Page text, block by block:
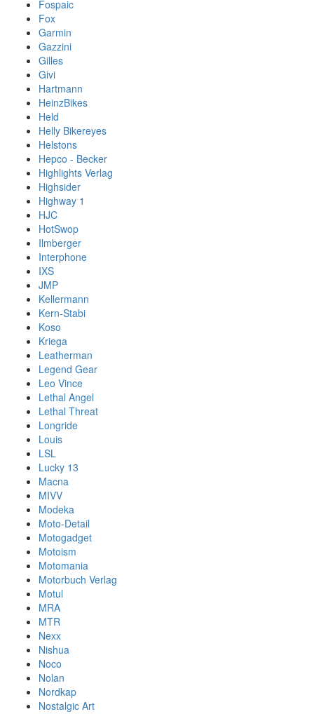
Fospaic
Fox
Garmin
Gazzini
Gilles
Givi
Hartmann
HeinzBikes
Held
Helly Bikereyes
Helstons
Hepco - Becker
Highlights Verlag
Highsider
Highway 1
HJC
HotSwop
Ilmberger
Interphone
IXS
JMP
Kellermann
Kern-Stabi
Koso
Kriega
Leatherman
Legend Gear
Leo Vince
Lethal Angel
Lethal Threat
Longride
Louis
LSL
Lucky 13
Macna
MIVV
Modeka
Moto-Detail
Motogadget
Motoism
Motomania
Motorbuch Verlag
Motul
MRA
MTR
Nexx
Nishua
Noco
Nolan
Nordkap
Nostalgic Art